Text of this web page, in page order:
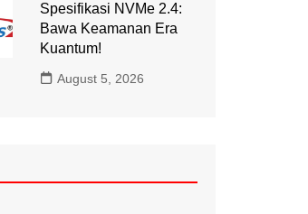
Spesifikasi NVMe 2.4:
Bawa Keamanan Era
Kuantum!
August 5, 2026